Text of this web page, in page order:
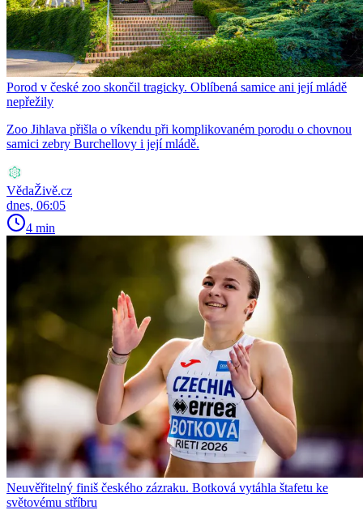
Porod v české zoo skončil tragicky. Oblíbená samice ani její mládě
nepřežily
Zoo Jihlava přišla o víkendu při komplikovaném porodu o chovnou
samici zebry Burchellovy i její mládě.
VědaŽivě.cz
dnes, 06:05
4 min
Neuvěřitelný finiš českého zázraku. Botková vytáhla štafetu ke
světovému stříbru